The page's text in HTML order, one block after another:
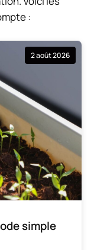
:
2 août 2026
simple